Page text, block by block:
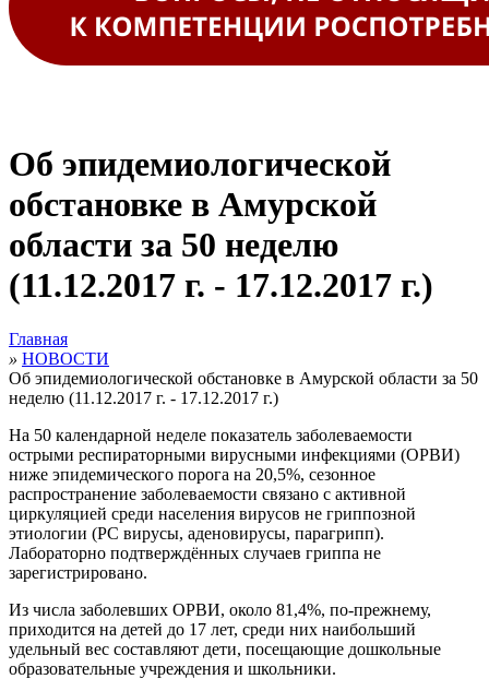
Об эпидемиологической
обстановке в Амурской
области за 50 неделю
(11.12.2017 г. - 17.12.2017 г.)
Главная
» НОВОСТИ
Об эпидемиологической обстановке в Амурской области за 50
неделю (11.12.2017 г. - 17.12.2017 г.)
На 50 календарной неделе показатель заболеваемости
острыми респираторными вирусными инфекциями (ОРВИ)
ниже эпидемического порога на 20,5%, сезонное
распространение заболеваемости связано с активной
циркуляцией среди населения вирусов не гриппозной
этиологии (РС вирусы, аденовирусы, парагрипп).
Лабораторно подтверждённых случаев гриппа не
зарегистрировано.
Из числа заболевших ОРВИ, около 81,4%, по-прежнему,
приходится на детей до 17 лет, среди них наибольший
удельный вес составляют дети, посещающие дошкольные
образовательные учреждения и школьники.